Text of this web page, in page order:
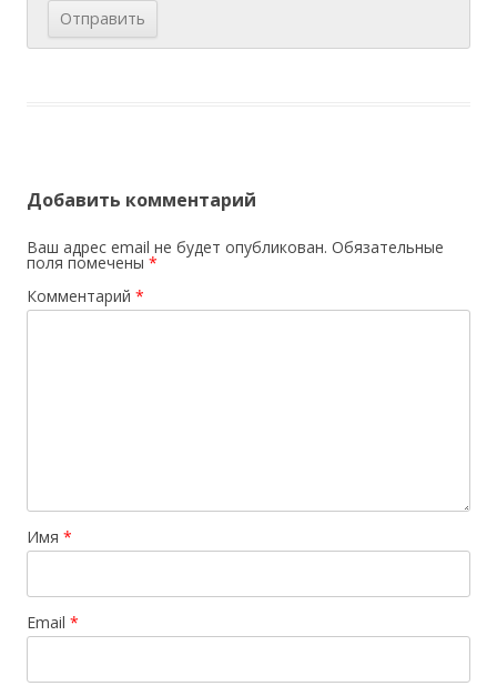
Добавить комментарий
Ваш адрес email не будет опубликован. Обязательные
поля помечены *
Комментарий *
Имя *
Email *